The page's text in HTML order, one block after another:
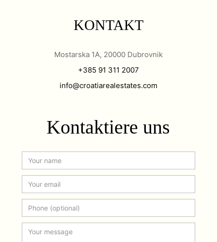
KONTAKT
Mostarska 1A, 20000 Dubrovnik
+385 91 311 2007
info@croatiarealestates.com
Kontaktiere uns